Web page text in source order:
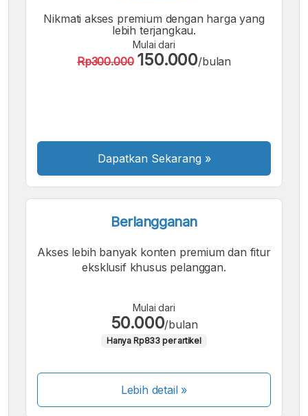
Nikmati akses premium dengan harga yang
lebih terjangkau.
Mulai dari
Rp300.000 150.000/bulan
Dapatkan Sekarang »
Berlangganan
Akses lebih banyak konten premium dan fitur
eksklusif khusus pelanggan.
Mulai dari
50.000/bulan
Hanya Rp833 per artikel
Lebih detail »